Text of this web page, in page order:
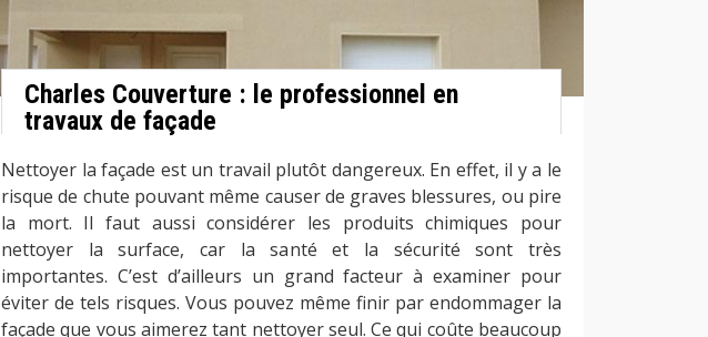
Charles Couverture : le professionnel en
travaux de façade
Nettoyer la façade est un travail plutôt dangereux. En effet, il y a le
risque de chute pouvant même causer de graves blessures, ou pire
la mort. Il faut aussi considérer les produits chimiques pour
nettoyer la surface, car la santé et la sécurité sont très
importantes. C’est d’ailleurs un grand facteur à examiner pour
éviter de tels risques. Vous pouvez même finir par endommager la
façade que vous aimerez tant nettoyer seul. Ce qui coûte beaucoup